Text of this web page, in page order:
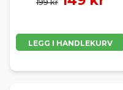
199 kr
LEGG I HANDLEKURV